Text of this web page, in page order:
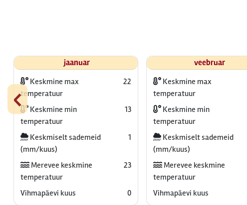
‹
jaanuar
Keskmine max
temperatuur
22
Keskmine min
temperatuur
13
Keskmiselt sademeid
(mm/kuus)
1
Merevee keskmine
temperatuur
23
Vihmapäevi kuus 0
veebruar
Keskmine max
temperatuur
Keskmine min
temperatuur
Keskmiselt sademeid
(mm/kuus)
Merevee keskmine
temperatuur
Vihmapäevi kuus